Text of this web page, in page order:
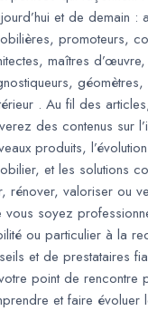
et de demain :
promoteurs,
maîtres d’œuvre,
. Au fil des
des contenus sur
produits,
et les solutions
rénover, valoriser ou
vous soyez
ou particulier à la
et de prestataires
point de rencontre
et faire évoluer